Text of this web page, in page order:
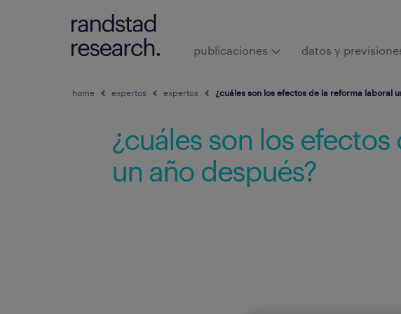
publicaciones datos y
home expertos expertos ¿cuáles son los efectos de la reforma laboral
¿cuáles son los
un año después?